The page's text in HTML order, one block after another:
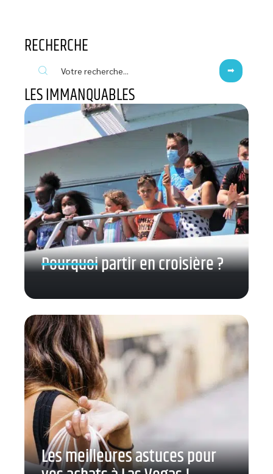
RECHERCHE
LES IMMANQUABLES
Pourquoi partir en croisière ?
Les meilleures astuces pour